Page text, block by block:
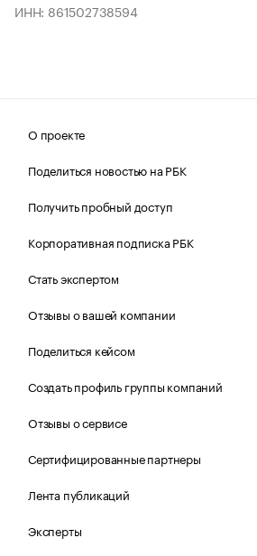
ИНН: 861502738594
О проекте
Поделиться новостью на РБК
Получить пробный доступ
Корпоративная подписка РБК
Стать экспертом
Отзывы о вашей компании
Поделиться кейсом
Создать профиль группы компаний
Отзывы о сервисе
Сертифицированные партнеры
Лента публикаций
Эксперты